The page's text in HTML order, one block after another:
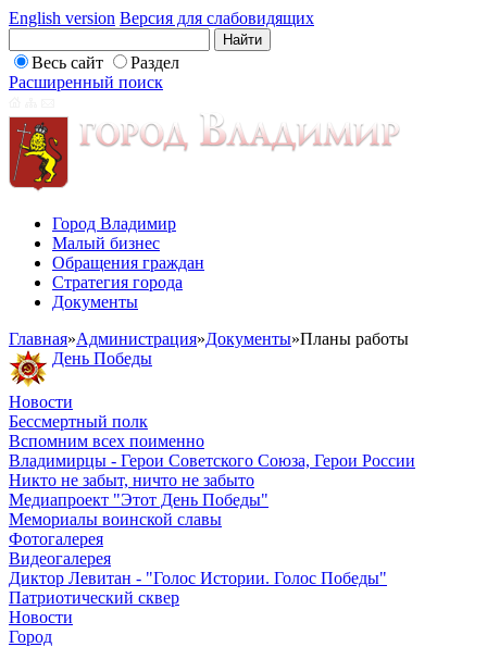
English version Версия для слабовидящих
Весь сайт
Раздел
Расширенный поиск
Город Владимир
Малый бизнес
Обращения граждан
Стратегия города
Документы
Главная»Администрация»Документы»Планы работы
День Победы
Новости
Бессмертный полк
Вспомним всех поименно
Владимирцы - Герои Советского Союза, Герои России
Никто не забыт, ничто не забыто
Медиапроект "Этот День Победы"
Мемориалы воинской славы
Фотогалерея
Видеогалерея
Диктор Левитан - "Голос Истории. Голос Победы"
Патриотический сквер
Новости
Город